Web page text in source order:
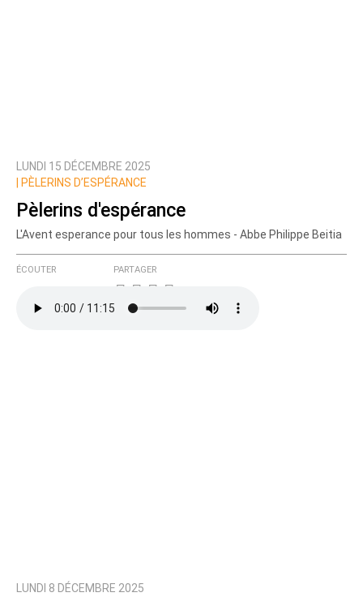
LUNDI 15 DÉCEMBRE 2025
PÈLERINS D’ESPÉRANCE
Pèlerins d'espérance
L'Avent esperance pour tous les hommes - Abbe Philippe Beitia
ÉCOUTER PARTAGER
LUNDI 8 DÉCEMBRE 2025